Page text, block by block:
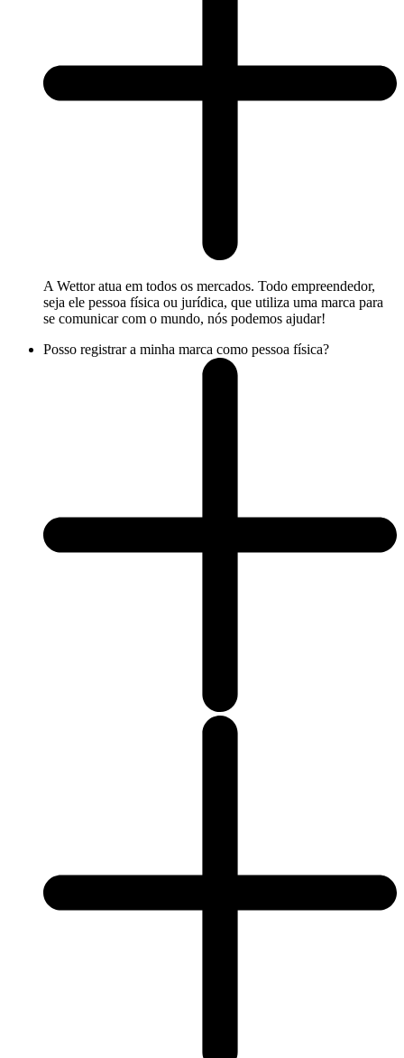
A Wettor atua em todos os mercados. Todo empreendedor,
seja ele pessoa física ou jurídica, que utiliza uma marca para
se comunicar com o mundo, nós podemos ajudar!
Posso registrar a minha marca como pessoa física?